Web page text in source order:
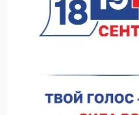
06.08.2026 18:02